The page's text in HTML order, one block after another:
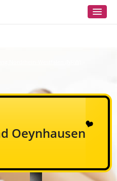
Oeynhausen